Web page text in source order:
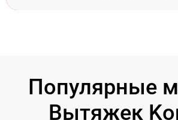
Популярные
Вытяжек